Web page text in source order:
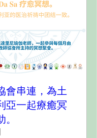
會串連，為土
亞一起療癒冥